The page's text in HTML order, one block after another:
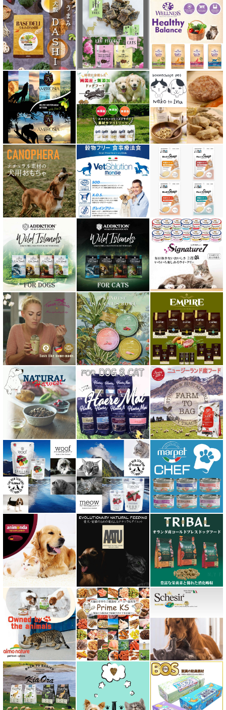
ソウルメイト SoulMate
ソリッドゴールド Solid Gold
ディアブロ（Deer Blow）
テラカニス TerraCanis
テラフェリス TerraFelis
テラカニス ハーバルヒーローズ
トライバル TRIBAL
ナチュラルコード NATURAL CODE
ナチュラルハーベスト Natural Harvest
Nanki Japan ナンキジャパン
ニュートライプ NUTRIPE
ｐＨ バランス キャット ウォーター
ネイチャーベット NaturVet
バーキングヘッズ BARKING HEADS
ハーロウブレンド Harlow Blend
バイオトロール・バイオフレッシュ Byotrol
バリアサプリ
Haere Mai ハレマエ
阪急ハロードッグ
プロバイオデンタルPet
ビィ・ナチュラル be-NatuRal
ヒマラヤ ドッグ チーズ チュウ
ファープラスト 歯みがきガム
フィッシュ4 ペットフード正規品
フィールドエイト
フォルツァ10 FORZA10
プライムケイズ さかい企画
ブリスミックス BLISMIX
プレスティージ PRESTIGE
プロデン ProDen
ベイリーコー Bailey+Co
ベッツソリューション VetSolution